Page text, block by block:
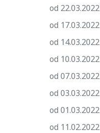
od 22.03.2022
od 17.03.2022
od 14.03.2022
od 10.03.2022
od 07.03.2022
od 03.03.2022
od 01.03.2022
od 11.02.2022